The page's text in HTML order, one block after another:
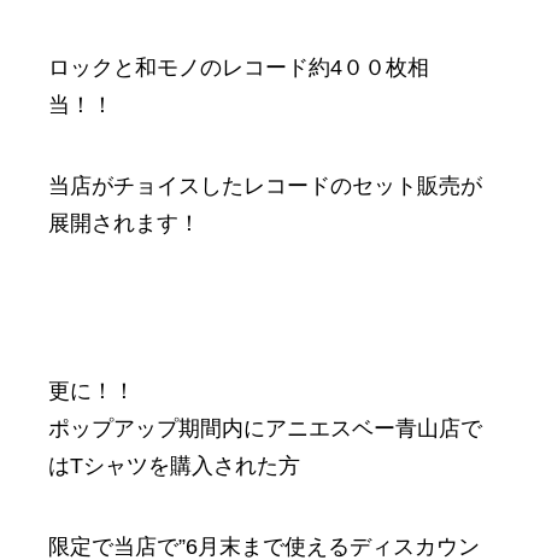
ロックと和モノのレコード約4００枚相
当！！
当店がチョイスしたレコードのセット販売が
展開されます！
更に！！
ポップアップ期間内にアニエスベー青山店で
はTシャツを購入された方
限定で当店で”6月末まで使えるディスカウン